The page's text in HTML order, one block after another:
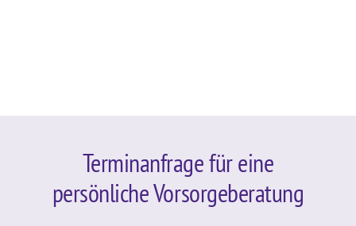
Terminanfrage für eine
persönliche Vorsorgeberatung